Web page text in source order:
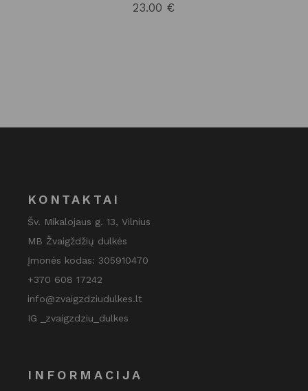
23.00 €
KONTAKTAI
Šv. Mikalojaus g. 13, Vilnius
MB Žvaigždžių dulkės
Įmonės kodas: 305910470
+370 608 17242
info@zvaigzdziudulkes.lt
IG _zvaigzdziu_dulkes
INFORMACIJA